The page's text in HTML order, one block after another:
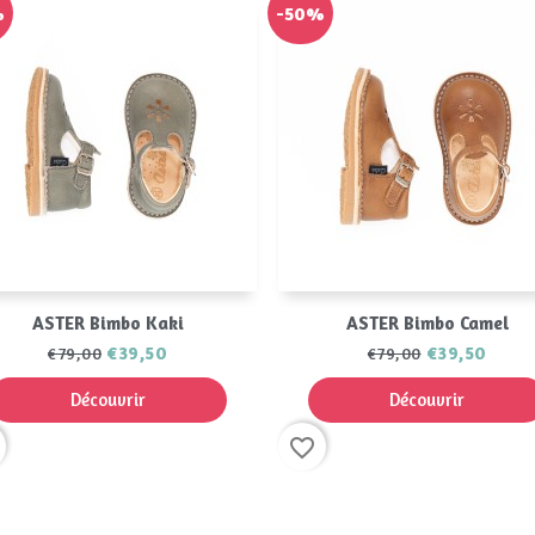
Aperçu rapide
ASTER Bimbo Camel
€79,00 €39,50
Découvrir
Aperçu rapide
ASTER Bimbo Blanc
€79,00 €39,50
Découvrir
-50%
favorite_border